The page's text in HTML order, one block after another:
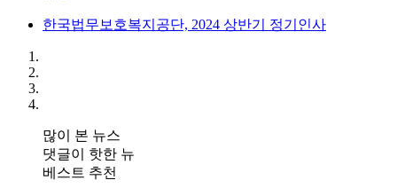
한국법무보호복지공단, 2024 상반기 정기인사
많이 본 뉴스
댓글이 핫한 뉴
베스트 추천